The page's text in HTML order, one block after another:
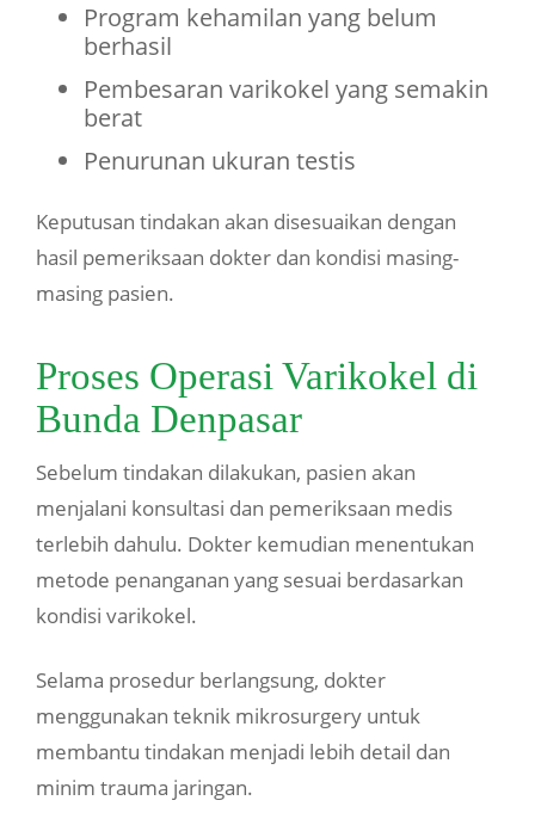
Program kehamilan yang belum
berhasil
Pembesaran varikokel yang semakin
berat
Penurunan ukuran testis
Keputusan tindakan akan disesuaikan dengan
hasil pemeriksaan dokter dan kondisi masing-
masing pasien.
Proses Operasi Varikokel di
Bunda Denpasar
Sebelum tindakan dilakukan, pasien akan
menjalani konsultasi dan pemeriksaan medis
terlebih dahulu. Dokter kemudian menentukan
metode penanganan yang sesuai berdasarkan
kondisi varikokel.
Selama prosedur berlangsung, dokter
menggunakan teknik mikrosurgery untuk
membantu tindakan menjadi lebih detail dan
minim trauma jaringan.